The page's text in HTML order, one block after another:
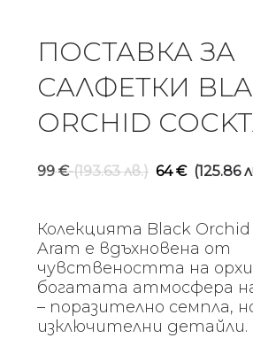
ПОСТАВКА ЗА
САЛФЕТКИ
ORCHID
99€ (193.63 лв.)
was:
99 €
(193.63
лв.).
64€ (125.86
Колекцията Black Orchid
Aram е вдъхновена от
чувствеността на
богатата атмосфера
– поразително семпла,
изключителни детайли.